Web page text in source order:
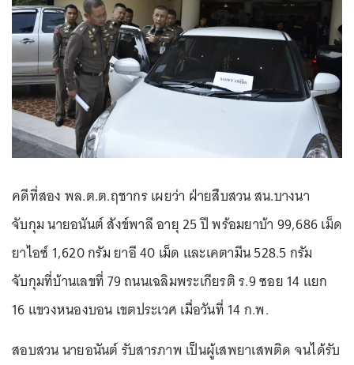
คดีที่สอง พล.ต.ต.ฤชากร เผยว่า ฝ่ายสืบสวน สน.บางนา
จับกุม นายอนันต์ สังข์พาลี อายุ 25 ปี พร้อมยาบ้า 99,686 เม็ด
ยาไอซ์ 1,620 กรัม ยาอี 40 เม็ด และเคตามีน 528.5 กรัม
จับกุมที่บ้านเลขที่ 79 ถนนเฉลิมพระเกียรติ ร.9 ซอย 14 แยก
16 แขวงหนองบอน เขตประเวศ เมื่อวันที่ 14 ก.พ.
สอบสวน นายอนันต์ รับสารภาพ เป็นผู้เสพยาเสพติด จนได้รับ